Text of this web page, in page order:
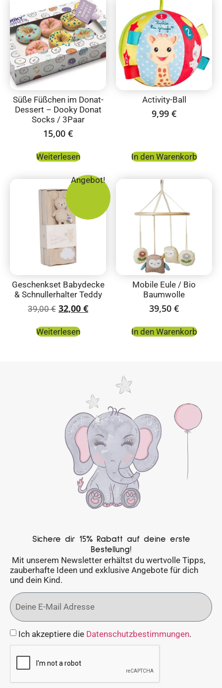
Süße Füßchen im Donat-
Dessert – Dooky Donat
Socks / 3Paar
15,00 €
Weiterlesen
Activity-Ball
9,99 €
In den Warenkorb
Angebot!
Geschenkset Babydecke
& Schnullerhalter Teddy
39,00€ 32,00 €
Weiterlesen
Mobile Eule / Bio
Baumwolle
39,50 €
In den Warenkorb
Sichere dir 15% Rabatt auf deine erste
Bestellung!
Mit unserem Newsletter erhältst du wertvolle Tipps,
zauberhafte Ideen und exklusive Angebote für dich
und dein Kind.
Ich akzeptiere die Datenschutzbestimmungen.